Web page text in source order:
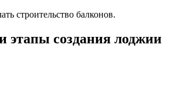
строительство балконов.
этапы создания лоджии